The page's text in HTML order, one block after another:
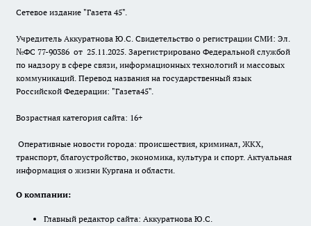
Сетевое издание "Газета 45".
Учредитель Аккуратнова Ю.С. Свидетельство о регистрации СМИ: Эл.
№ФС 77-90386 от 25.11.2025. Зарегистрировано Федеральной службой
по надзору в сфере связи, информационных технологий и массовых
коммуникаций. Перевод названия на государственный язык
Российской Федерации: "Газета45".
Возрастная категория сайта: 16+
Оперативные новости города: происшествия, криминал, ЖКХ,
транспорт, благоустройство, экономика, культура и спорт. Актуальная
информация о жизни Кургана и области.
О компании:
Главный редактор сайта: Аккуратнова Ю.С.